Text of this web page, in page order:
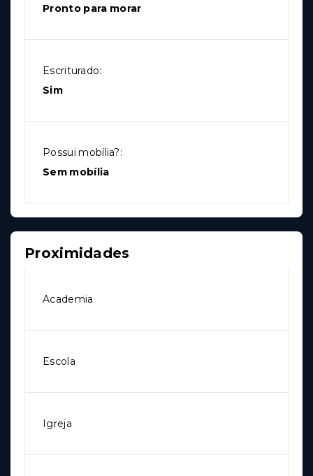
Pronto para morar
Escriturado:
Sim
Possui mobília?:
Sem mobília
Proximidades
Academia
Escola
Igreja